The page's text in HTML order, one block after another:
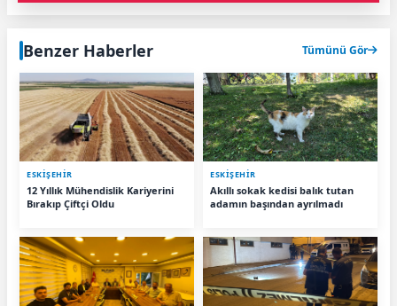
Benzer Haberler Tümünü Gör
ESKIŞEHIR
12 Yıllık Mühendislik Kariyerini
Bırakıp Çiftçi Oldu
ESKIŞEHIR
Akıllı sokak kedisi balık tutan
adamın başından ayrılmadı